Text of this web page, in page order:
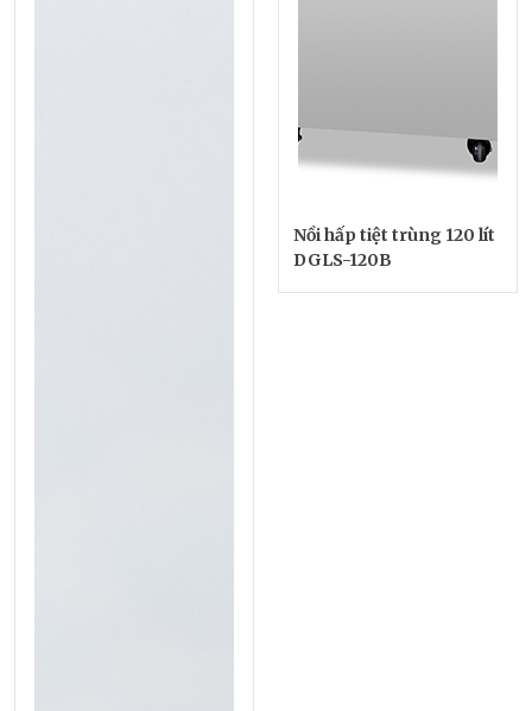
Nồi hấp tiệt trùng 120 lít
DGLS-120B